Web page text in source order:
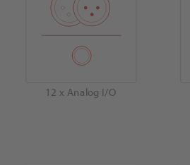
12 x Analog I/O